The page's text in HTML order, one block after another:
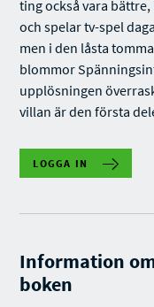
ting också vara
och spelar tv-spel
men i den låsta
blommor
upplösningen
villan är den första
LOGGA IN
Information
boken